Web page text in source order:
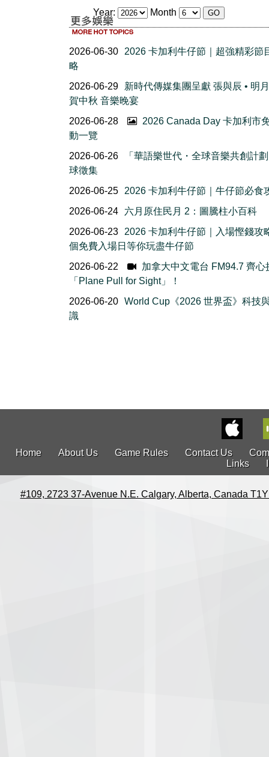
Year: Month
2026-06-30
2026 卡加利牛仔節｜超強精彩節
略
2026-06-29
新時代傳媒集團呈獻 張與辰 • 明
賀中秋 音樂晚宴
2026-06-28
2026 Canada Day 卡加利市
動一覽
2026-06-26
「華語樂世代・全球音樂共創計
球徵集
2026-06-25
2026 卡加利牛仔節｜牛仔節必食
2026-06-24
六月原住民月 2：圖騰柱小百科
2026-06-23
2026 卡加利牛仔節｜入場慳錢攻
個免費入場日等你玩盡牛仔節
2026-06-22
加拿大中文電台 FM94.7 齊心
「Plane Pull for Sight」！
2026-06-20 World Cup《2026 世界盃》科技
識
Home About Us Game Rules Contact Us
Links
#109, 2723 37-Avenue N.E. Calgary, Alberta, Canada